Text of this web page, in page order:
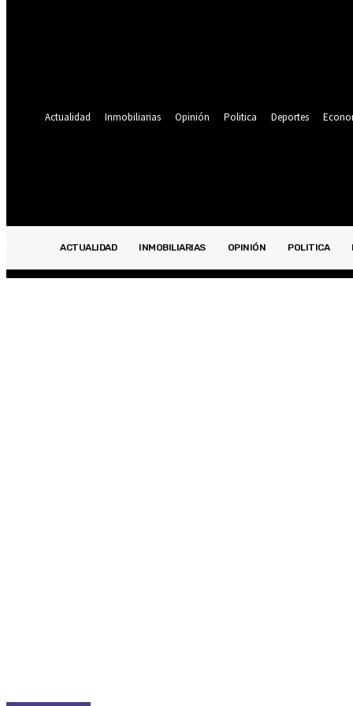
Actualidad
Inmobiliarias Opinión Politica Deportes
ACTUALIDAD INMOBILIARIAS OPINIÓN POLITICA